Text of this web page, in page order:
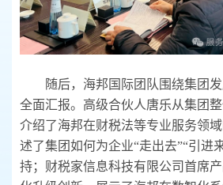
随后，海邦国际团队围绕集团发
全面汇报。高级合伙人唐乐从集团
介绍了海邦在财税法等专业服务领
述了集团如何为企业“走出去”“引进
持；财税家信息科技有限公司首席